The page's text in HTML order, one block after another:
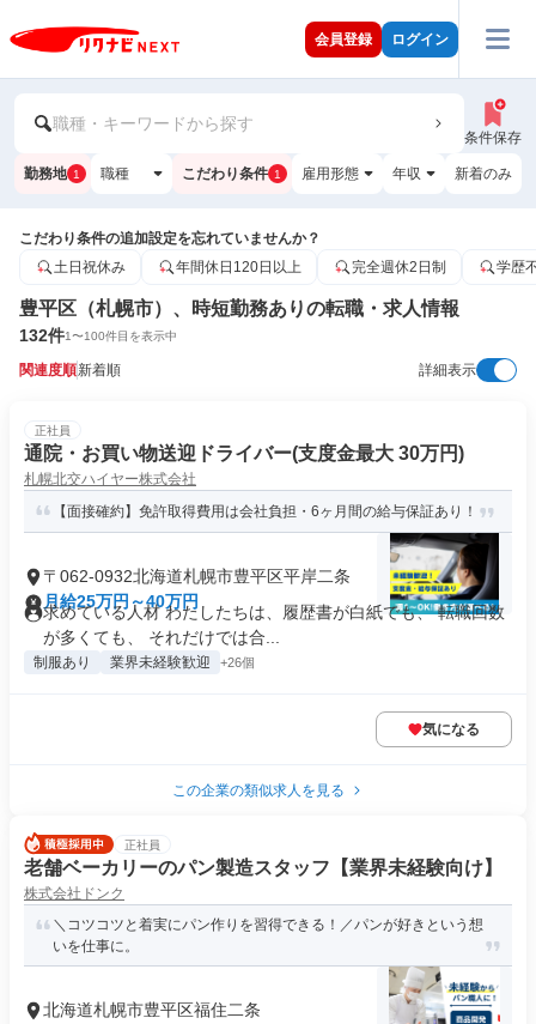
会員登録 ログイン
職種・キーワードから探す
条件保存
勤務地 1 職種 こだわり条件 1 雇用形態 年収 新着のみ
こだわり条件の追加設定を忘れていませんか？
土日祝休み
年間休日120日以上 完全週休2日制 学歴
豊平区（札幌市）、時短勤務ありの転職・求人情報
132件1〜100件目を表示中
関連度順新着順 詳細表示
正社員
通院・お買い物送迎ドライバー(支度金最大 30万円)
札幌北交ハイヤー株式会社
【面接確約】免許取得費用は会社負担・6ヶ月間の給与保証あり！
〒062-0932北海道札幌市豊平区平岸二条
月給25万円～40万円
求めている人材 わたしたちは、履歴書が白紙でも、 転職回数
が多くても、 それだけでは合...
制服あり 業界未経験歓迎 +26個
気になる
この企業の類似求人を見る
正社員
老舗ベーカリーのパン製造スタッフ【業界未経験向け】
株式会社ドンク
＼コツコツと着実にパン作りを習得できる！／パンが好きという想
いを仕事に。
北海道札幌市豊平区福住二条